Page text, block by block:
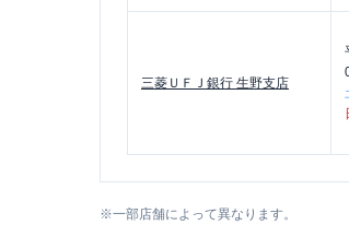
三菱ＵＦＪ銀行 生野支店
※一部店舗によって異なります。